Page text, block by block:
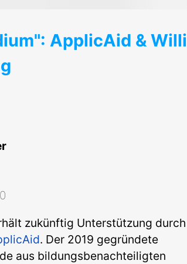
ApplicAid & Willi
0
zukünftig Unterstützung durch
. Der 2019 gegründete
aus bildungsbenachteiligten